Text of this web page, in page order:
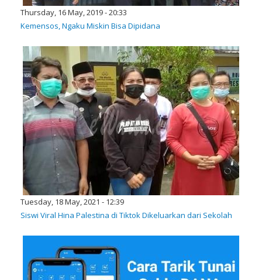
Thursday, 16 May, 2019 - 20:33
Kemensos, Ngaku Miskin Bisa Dipidana
Tuesday, 18 May, 2021 - 12:39
Siswi Viral Hina Palestina di Tiktok Dikeluarkan dari Sekolah